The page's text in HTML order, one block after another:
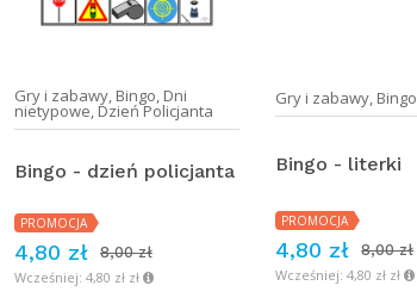
Gry i zabawy, Bingo Dni
nietypowe Dzień Policjanta
Bingo - dzień policjanta
PROMOCJA
4,80 zł
8,00 zł
Wcześniej: 4,80 zł zł
Gry i zabawy, Bingo
Bingo - literki
PROMOCJA
4,80 zł
8,00 zł
Wcześniej: 4,80 zł zł